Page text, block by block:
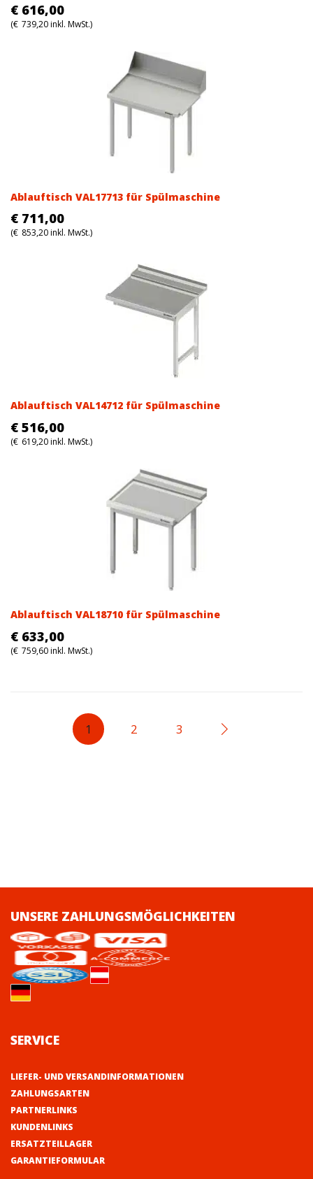
€ 616,00
(€ 739,20inkl. MwSt.)
Ablauftisch VAL17713 für Spülmaschine
€ 711,00
(€ 853,20inkl. MwSt.)
Ablauftisch VAL14712 für Spülmaschine
€ 516,00
(€ 619,20inkl. MwSt.)
Ablauftisch VAL18710 für Spülmaschine
€ 633,00
(€ 759,60inkl. MwSt.)
1 2 3
UNSERE ZAHLUNGSMÖGLICHKEITEN
SERVICE
LIEFER- UND VERSANDINFORMATIONEN
ZAHLUNGSARTEN
PARTNERLINKS
KUNDENLINKS
ERSATZTEILLAGER
GARANTIEFORMULAR